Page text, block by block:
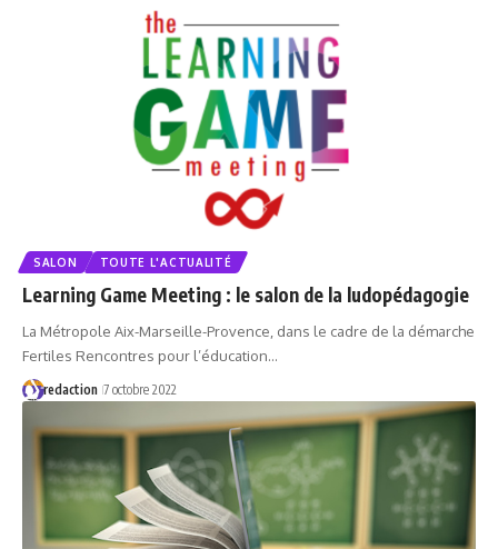
SALON TOUTE L'ACTUALITÉ
Learning Game Meeting : le salon de la ludopédagogie
La Métropole Aix-Marseille-Provence, dans le cadre de la démarche
Fertiles Rencontres pour l’éducation…
redaction 7 octobre 2022